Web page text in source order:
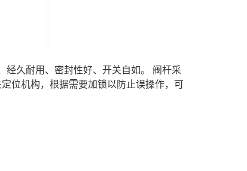
经久耐用、密封性好、开关自如。 阀杆采
位机构，根据需要加锁以防止误操作，可